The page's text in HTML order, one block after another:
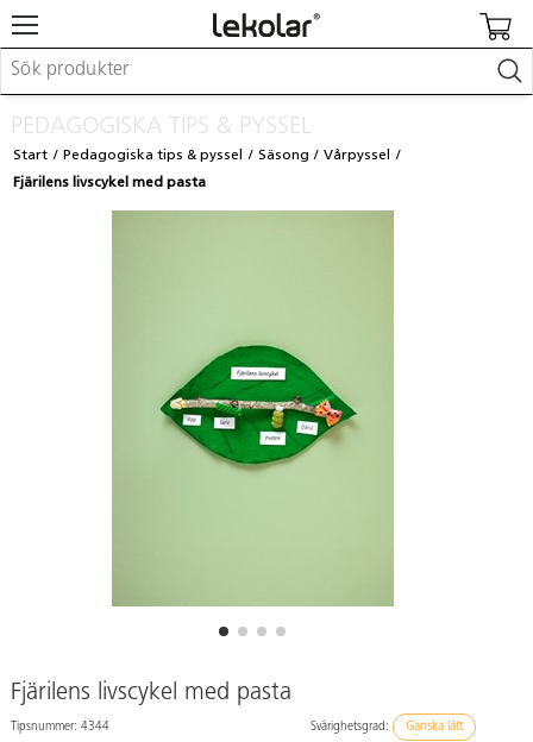
Möbler & inredning
Skapa
Leka
PEDAGOGISKA TIPS & PYSSEL
Start Pedagogiska tips & pyssel Säsong
Vårpyssel
Fjärilens livscykel med pasta
Fjärilens livscykel med pasta
Tipsnummer: 4344 Svårighetsgrad: Ganska lätt